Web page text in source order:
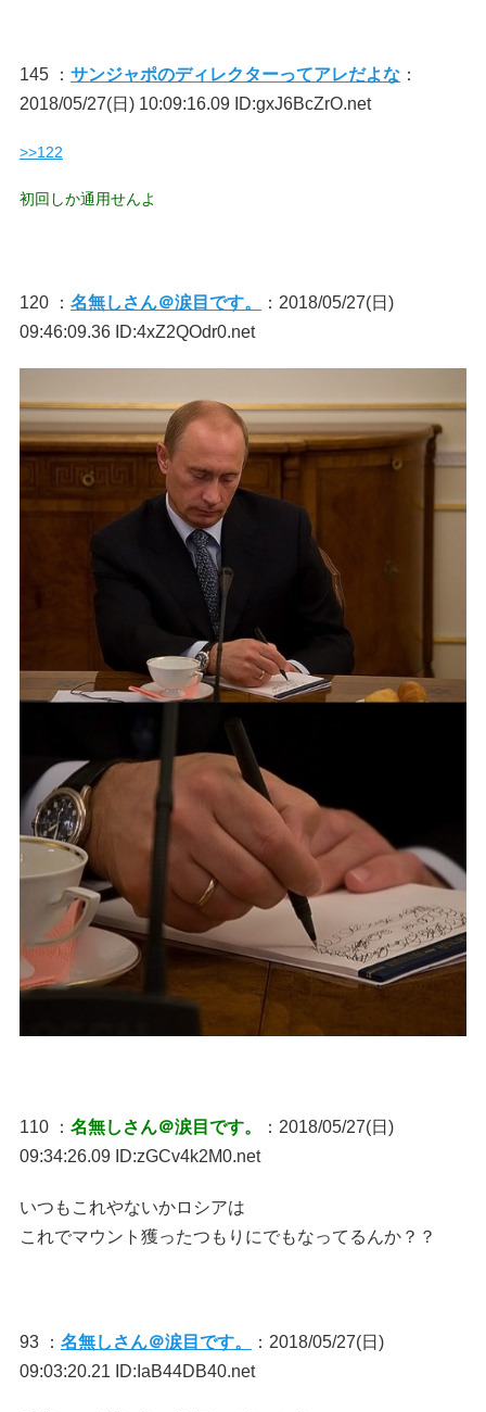
145 ： サンジャポのディレクターってアレだよな：
2018/05/27(日) 10:09:16.09 ID:gxJ6BcZrO.net
>>122
初回しか通用せんよ
120 ： 名無しさん＠涙目です。
：2018/05/27(日)
09:46:09.36 ID:4xZ2QOdr0.net
110 ： 名無しさん＠涙目です。
：2018/05/27(日)
09:34:26.09 ID:zGCv4k2M0.net
いつもこれやないかロシアは
これでマウント獲ったつもりにでもなってるんか？？
93 ： 名無しさん＠涙目です。
：2018/05/27(日)
09:03:20.21 ID:IaB44DB40.net